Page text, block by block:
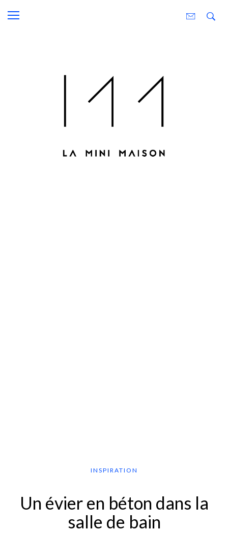
INSPIRATION
Un évier en béton dans la
salle de bain